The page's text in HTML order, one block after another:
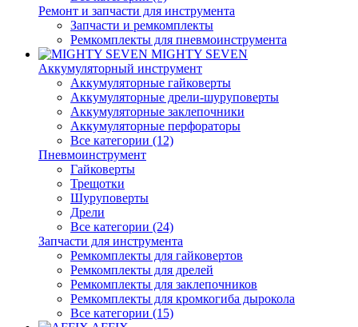
Ремонт и запчасти для инструмента
Запчасти и ремкомплекты
Ремкомплекты для пневмоинструмента
MIGHTY SEVEN
Аккумуляторный инструмент
Аккумуляторные гайковерты
Аккумуляторные дрели-шуруповерты
Аккумуляторные заклепочники
Аккумуляторные перфораторы
Все категории (12)
Пневмоинструмент
Гайковерты
Трещотки
Шуруповерты
Дрели
Все категории (24)
Запчасти для инструмента
Ремкомплекты для гайковертов
Ремкомплекты для дрелей
Ремкомплекты для заклепочников
Ремкомплекты для кромкогиба дырокола
Все категории (15)